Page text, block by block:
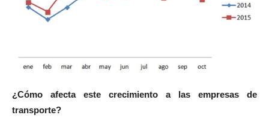
¿Cómo afecta este crecimiento a las empresas de
transporte?